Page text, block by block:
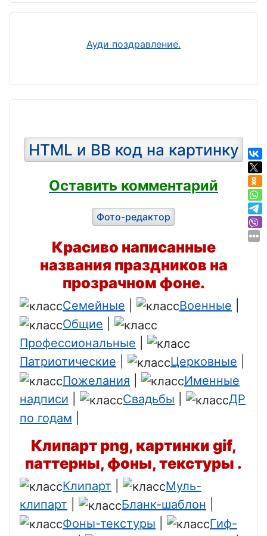
Ауди поздравление.
HTML и BB код на картинку
Оставить комментарий
Фото-редактор
Красиво написанные
названия праздников на
прозрачном фоне.
Семейные Военные
Общие
Профессиональные
Патриотические
Церковные
Пожелания
Именные
надписи
Свадьбы
ДР
по годам
Клипарт png, картинки gif,
паттерны, фоны, текстуры .
Клипарт
Муль-
клипарт
Бланк-шаблон
Фоны-текстуры
Гиф-